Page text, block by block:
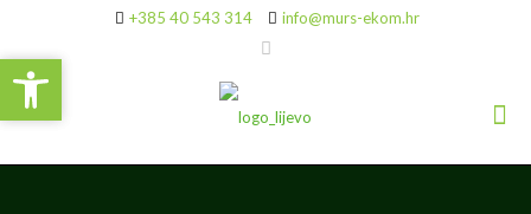
Open toolbar
+385 40 543 314 info@murs-ekom.hr
Open toolbar